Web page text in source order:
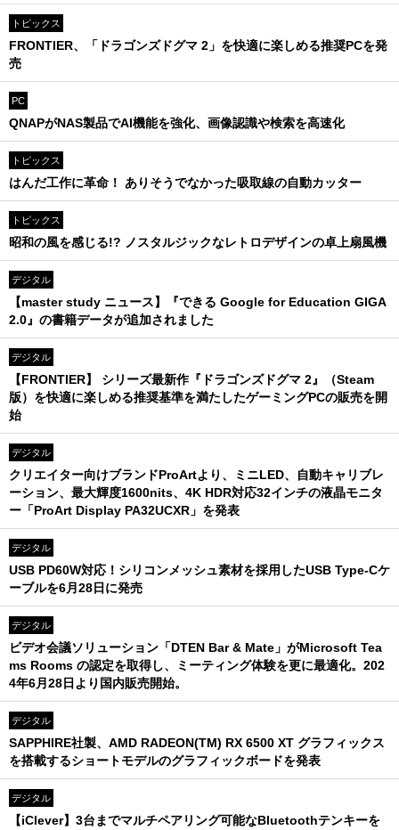
トピックス
FRONTIER、「ドラゴンズドグマ 2」を快適に楽しめる推奨PCを発
売
PC
QNAPがNAS製品でAI機能を強化、画像認識や検索を高速化
トピックス
はんだ工作に革命！ ありそうでなかった吸取線の自動カッター
トピックス
昭和の風を感じる!? ノスタルジックなレトロデザインの卓上扇風機
デジタル
【master study ニュース】『できる Google for Education GIGA
2.0』の書籍データが追加されました
デジタル
【FRONTIER】 シリーズ最新作『ドラゴンズドグマ 2』（Steam
版）を快適に楽しめる推奨基準を満たしたゲーミングPCの販売を開
始
デジタル
クリエイター向けブランドProArtより、ミニLED、自動キャリブレ
ーション、最大輝度1600nits、4K HDR対応32インチの液晶モニタ
ー「ProArt Display PA32UCXR」を発表
デジタル
USB PD60W対応！シリコンメッシュ素材を採用したUSB Type-Cケ
ーブルを6月28日に発売
デジタル
ビデオ会議ソリューション「DTEN Bar & Mate」がMicrosoft Tea
ms Rooms の認定を取得し、ミーティング体験を更に最適化。202
4年6月28日より国内販売開始。
デジタル
SAPPHIRE社製、AMD RADEON(TM) RX 6500 XT グラフィックス
を搭載するショートモデルのグラフィックボードを発表
デジタル
【iClever】3台までマルチペアリング可能なBluetoothテンキーを